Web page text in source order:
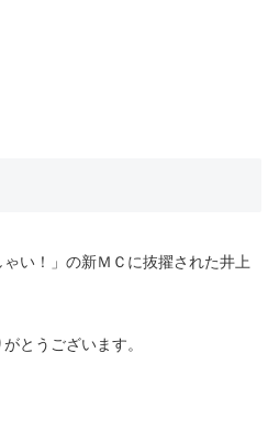
ゃい！」の新ＭＣに抜擢された井上
とうございます。